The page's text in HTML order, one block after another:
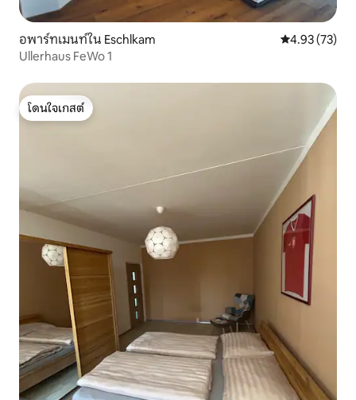
อพาร์ทเมนท์ใน Eschlkam คะแนนเฉลี่ย
4.93 (73)
Ullerhaus FeWo 1
โดนใจเกสต์
โดนใจเกสต์